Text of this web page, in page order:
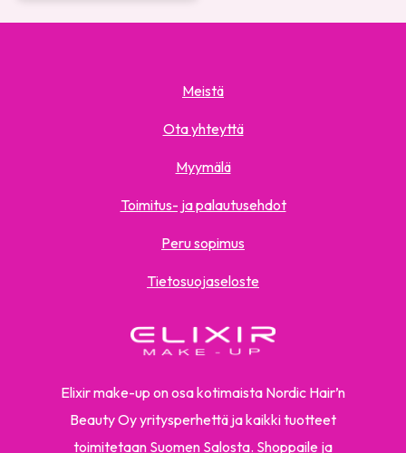
Elixir make-up on osa kotimaista Nordic Hair’n
Beauty Oy yritysperhettä ja kaikki tuotteet
toimitetaan Suomen Salosta. Shoppaile ja
Meistä
Ota yhteyttä
Myymälä
Toimitus- ja palautusehdot
Peru sopimus
Tietosuojaseloste